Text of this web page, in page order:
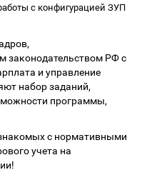
с конфигурацией ЗУП
законодательством РФ с
и управление
набор заданий,
программы,
с нормативными
учета на